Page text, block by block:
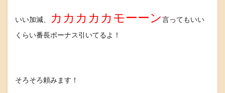
いい加減、 カカカカカモーーン言ってもいい
くらい番長ボーナス引いてるよ！
そろそろ頼みます！